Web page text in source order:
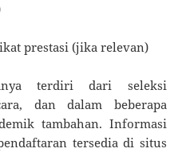
prestasi (jika relevan)
terdiri dari seleksi
dan dalam beberapa
tambahan. Informasi
tersedia di situs